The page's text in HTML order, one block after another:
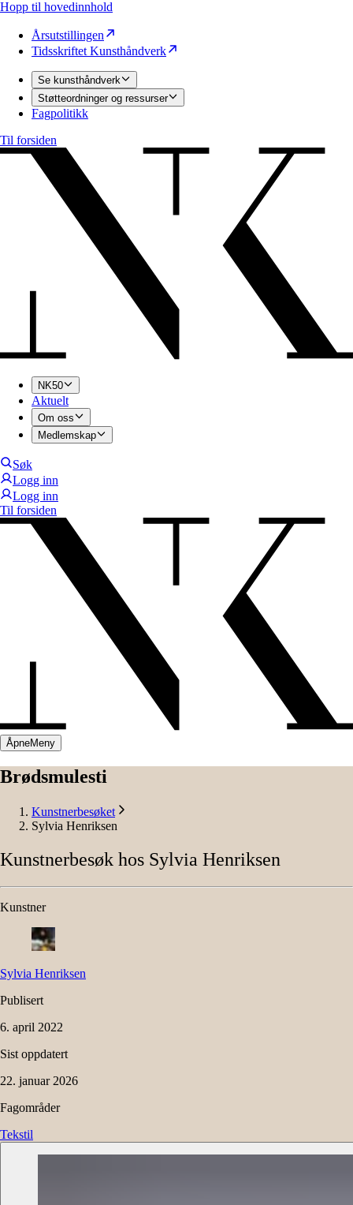
Hopp til hovedinnhold
Årsutstillingen
Tidsskriftet Kunsthåndverk
Se kunsthåndverk
Støtteordninger og ressurser
Fagpolitikk
Til forsiden
NK50
Aktuelt
Om oss
Medlemskap
Søk
Logg inn
Logg inn
Til forsiden
ÅpneMeny
Brødsmulesti
Kunstnerbesøket
Sylvia Henriksen
Kunstnerbesøk hos Sylvia Henriksen
Kunstner
Sylvia Henriksen
Publisert
6. april 2022
Sist oppdatert
22. januar 2026
Fagområder
Tekstil